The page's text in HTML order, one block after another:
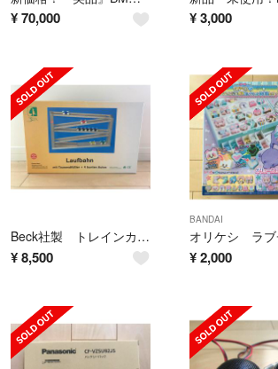
¥70,000 ¥3,000
Beck社製 トレインカースロープ Laufbahn
¥8,500
BANDAI
¥2,000